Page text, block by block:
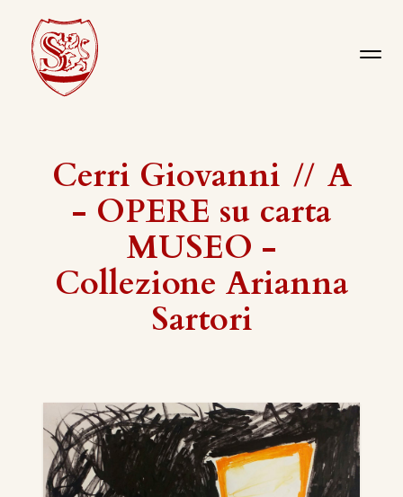
Cerri Giovanni // A
- OPERE su carta
MUSEO -
Collezione Arianna
Sartori